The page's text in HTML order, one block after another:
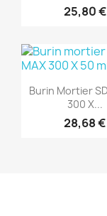
25,80 €
Aperçu
Burin Mortier
300 X...
28,68 €